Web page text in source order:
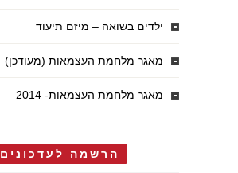
ילדים בשואה – מיזם תיעוד
מאגר מלחמת העצמאות (מעודכן)
מאגר מלחמת העצמאות- 2014
הרשמה לעדכונים